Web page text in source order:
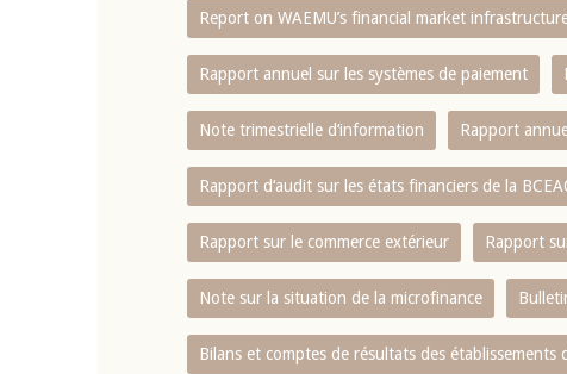
Report on WAEMU’s financial market
Rapport annuel sur les systèmes de paiement
Note trimestrielle d‘information Rapport
Rapport d‘audit sur les états financiers de la
Rapport sur le commerce extérieur Rapport
Note sur la situation de la microfinance
Bilans et comptes de résultats des établissements